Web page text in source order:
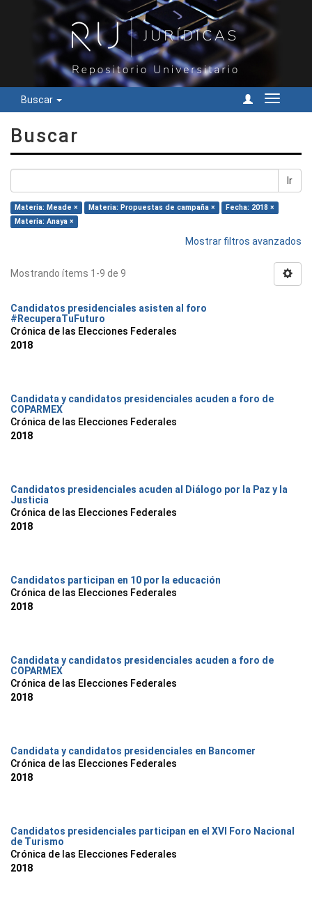
Buscar
Cambiar
Buscar
Ir
Materia: Meade × Materia: Propuestas de campaña ×
Fecha: 2018 ×
Materia: Anaya ×
Mostrar filtros avanzados
Mostrando ítems 1-9 de 9
Candidatos presidenciales asisten al foro
#RecuperaTuFuturo
Crónica de las Elecciones Federales
2018
Candidata y candidatos presidenciales acuden a foro de
COPARMEX
Crónica de las Elecciones Federales
2018
Candidatos presidenciales acuden al Diálogo por la Paz y la
Justicia
Crónica de las Elecciones Federales
2018
Candidatos participan en 10 por la educación
Crónica de las Elecciones Federales
2018
Candidata y candidatos presidenciales acuden a foro de
COPARMEX
Crónica de las Elecciones Federales
2018
Candidata y candidatos presidenciales en Bancomer
Crónica de las Elecciones Federales
2018
Candidatos presidenciales participan en el XVI Foro Nacional
de Turismo
Crónica de las Elecciones Federales
2018